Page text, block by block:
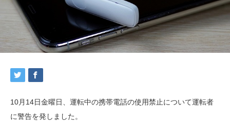
10月14日金曜日、運転中の携帯電話の使用禁止について運転者
に警告を発しました。